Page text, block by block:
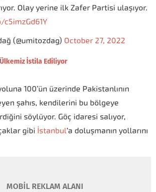
Olay yerine ilk Zafer Partisi ulaşıyor.
(@umitozdag) October 27, 2022
İstila Ediliyor
100’ün üzerinde Pakistanlının
şahıs, kendilerini bu bölgeye
söylüyor. Göç idaresi salıyor,
gibi İstanbul‘a doluşmanın yollarını
MOBİL REKLAM ALANI